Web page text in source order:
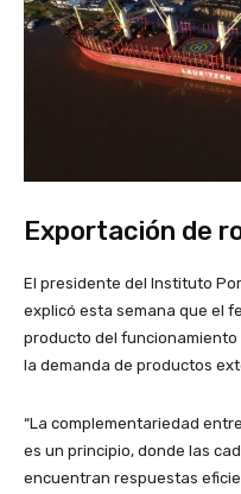
Exportación de
El presidente del Instituto
explicó esta semana que el
producto del funcionamiento
la demanda de productos
“La complementariedad
es un principio, donde las
encuentran respuestas